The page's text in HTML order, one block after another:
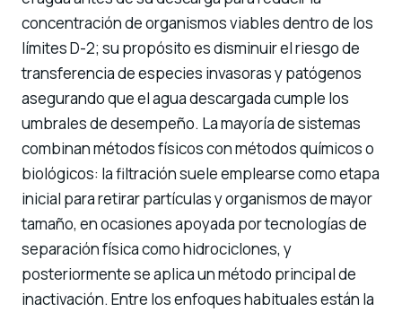
concentración de organismos viables dentro de los
límites D-2; su propósito es disminuir el riesgo de
transferencia de especies invasoras y patógenos
asegurando que el agua descargada cumple los
umbrales de desempeño. La mayoría de sistemas
combinan métodos físicos con métodos químicos o
biológicos: la filtración suele emplearse como etapa
inicial para retirar partículas y organismos de mayor
tamaño, en ocasiones apoyada por tecnologías de
separación física como hidrociclones, y
posteriormente se aplica un método principal de
inactivación. Entre los enfoques habituales están la